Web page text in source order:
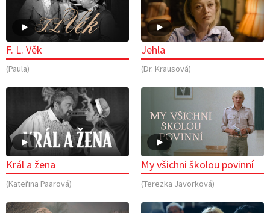
F. L. Věk
(Paula)
Jehla
(Dr. Krausová)
Král a žena
(Kateřina Paarová)
My všichni školou povinní
(Terezka Javorková)